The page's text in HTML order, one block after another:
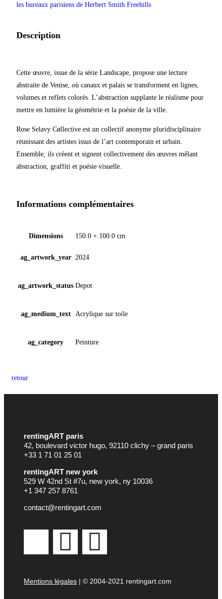
les bureaux parisiens de Herbert Smith Freehills
Description
Cette œuvre, issue de la série Landscape, propose une lecture
abstraite de Venise, où canaux et palais se transforment en lignes,
volumes et reflets colorés. L’abstraction supplante le réalisme pour
mettre en lumière la géométrie et la poésie de la ville.
Rose Selavy Cøllective est un collectif anonyme pluridisciplinaire
réunissant des artistes issus de l’art contemporain et urbain.
Ensemble, ils créent et signent collectivement des œuvres mêlant
abstraction, graffiti et poésie visuelle.
Informations complémentaires
Dimensions 150.0 × 100.0 cm
ag_artwork_year 2024
ag_artwork_status Depot
ag_medium_text Acrylique sur toile
ag_category Peinture
retour
rentingART paris
42, boulevard victor hugo, 92110 clichy – grand paris
+33 1 71 01 25 01
rentingART new york
529 W 42nd St #7u, new york, ny 10036
+1 347 257 8761
contact@rentingart.com
Mentions légales | © 2004-2021 rentingart.com